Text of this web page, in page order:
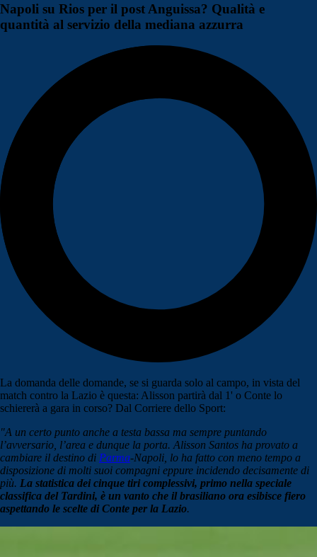
Napoli su Rios per il post Anguissa? Qualità e
quantità al servizio della mediana azzurra
La domanda delle domande, se si guarda solo al campo, in vista del
match contro la Lazio è questa: Alisson partirà dal 1' o Conte lo
schiererà a gara in corso? Dal Corriere dello Sport:
"A un certo punto anche a testa bassa ma sempre puntando
l’avversario, l’area e dunque la porta. Alisson Santos ha provato a
cambiare il destino di Parma-Napoli, lo ha fatto con meno tempo a
disposizione di molti suoi compagni eppure incidendo decisamente di
più. La statistica dei cinque tiri complessivi, primo nella speciale
classifica del Tardini, è un vanto che il brasiliano ora esibisce fiero
aspettando le scelte di Conte per la Lazio.